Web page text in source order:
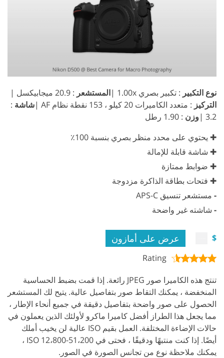
نوع التكبير : تكبير بصري 1.00x | المستشعر : 20.9 ميجابيكسل |
التركيز : متعدد الكاميرات 20 كيلو ، 153 نقطة نظام AF | شاشة :
3.2 | وزن : 1.90 رطل
✚ يحتوي على محدد منظر بصري بنسبة 100٪
✚ شاشة قابلة للإمالة
✚ ضوابط ممتازة
✚ فتحات بطاقة الذاكرة مزدوجة
- مستشعر تنسيق APS-C
- شاشته غير واضحة
$ عرض على أمازون
Rating
تنتج هذه الكاميرا صور JPEG رائعة. إذا قمت بضبط الحساسية
المنخفضة ، يمكنك التقاط صور بتفاصيل عالية. يتيح لك المستشعر
الحصول على صور واضحة بتفاصيل دقيقة في جميع أنحاء الإطار ،
مما يجعل هذا الطراز أفضل كاميرا ماكرو لأولئك الذين يعملون في
حالات الإضاءة المختلفة. العمل بقيم ISO عالية لن يخيب أملك
أيضًا. إذا كنت منتبهًا ودقيقًا ، فحتى في ISO 12،800-51،200 ،
يمكنك ملاحظة نوع من تجانس الصورة في الصور.